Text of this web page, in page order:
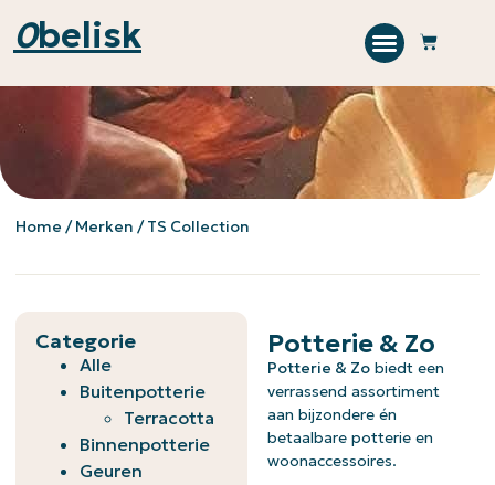
0belisk
Home / Merken / TS Collection
Categorie
Alle
Buitenpotterie
Terracotta
Binnenpotterie
Geuren
Potterie & Zo
Potterie & Zo biedt een
verrassend assortiment
aan bijzondere én
betaalbare potterie en
woonaccessoires.